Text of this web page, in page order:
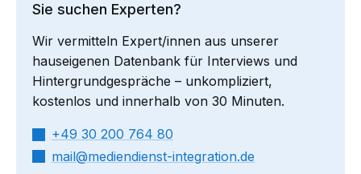
Sie suchen Experten?
Wir vermitteln Expert/innen aus unserer
hauseigenen Datenbank für Interviews und
Hintergrundgespräche – unkompliziert,
kostenlos und innerhalb von 30 Minuten.
+49 30 200 764 80
mail​
mediendienst-integration.de